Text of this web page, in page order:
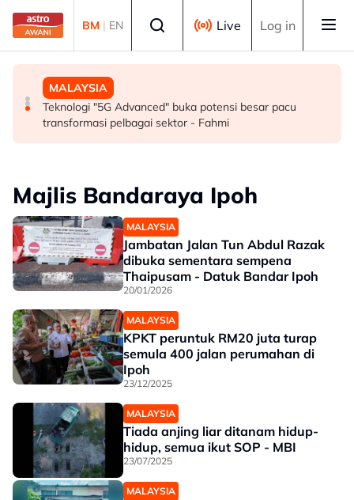
Skip to main content
BM | EN Live Log in
SUKAN
Mohamed Salah sertai Trabzonspor, terima €17 juta
semusim
MALAYSIA
Berita tempatan pilihan sepanjang hari ini
MALAYSIA
Teknologi "5G Advanced" buka potensi besar pacu
transformasi pelbagai sektor - Fahmi
Majlis Bandaraya Ipoh
MALAYSIA
Jambatan Jalan Tun Abdul Razak
dibuka sementara sempena
Thaipusam - Datuk Bandar Ipoh
20/01/2026
MALAYSIA
KPKT peruntuk RM20 juta turap
semula 400 jalan perumahan di
Ipoh
23/12/2025
MALAYSIA
Tiada anjing liar ditanam hidup-
hidup, semua ikut SOP - MBI
23/07/2025
MALAYSIA